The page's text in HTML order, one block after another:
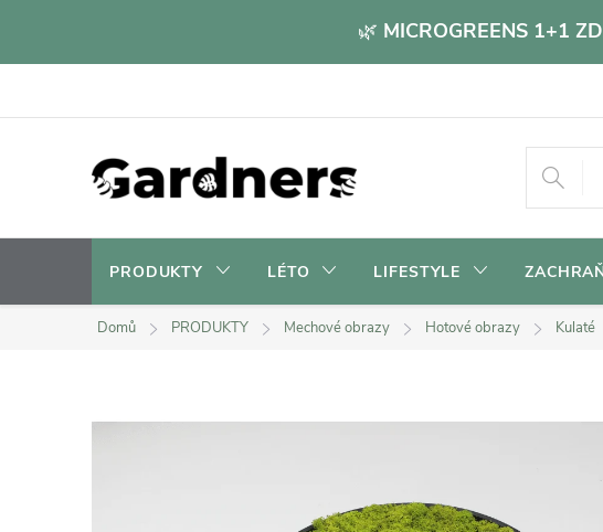
🌿 MICROGREENS 1+1
PRODUKTY LÉTO LIFESTYLE
Domů PRODUKTY Mechové obrazy Hotové obrazy Kulaté